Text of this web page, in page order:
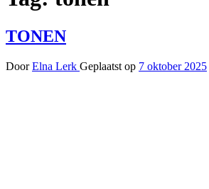
TONEN
DoorElna Lerk Geplaatst op 7 oktober 2025